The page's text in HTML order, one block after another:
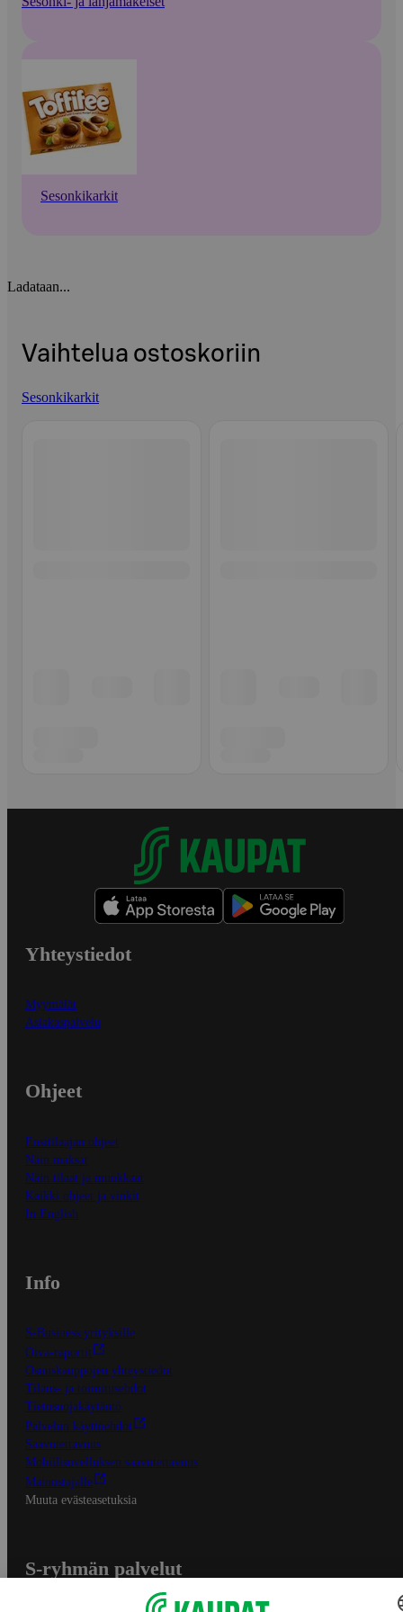
Sesonkikarkit
Ladataan...
Vaihtelua ostoskoriin
Sesonkikarkit
Yhteystiedot
Myymälät
Asiakaspalvelu
Ohjeet
Ensitilaajan ohjeet
Näin maksat
Näin tilaat ja muokkaat
Kaikki ohjeet ja vinkit
In English
Info
S-Business yrityksille
Oiva-raportit
Osuuskauppojen yhteystiedot
Tilaus- ja toimitusehdot
Tietosuojakäytäntö
Palvelun käyttöehdot
Saavutettavuus
Mobiilisovelluksen saavutettavuus
Mainostajalle
Muuta evästeasetuksia
S-ryhmän palvelut